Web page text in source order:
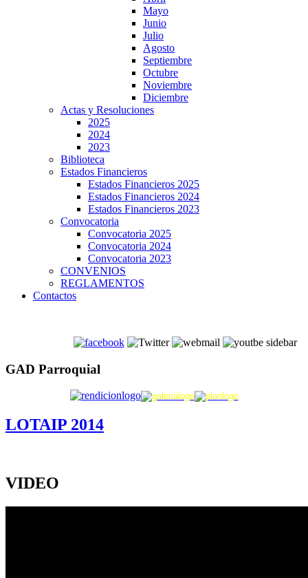
Mayo
Junio
Julio
Agosto
Septiembre
Octubre
Noviembre
Diciembre
Actas y Resoluciones
2025
2024
2023
Biblioteca
Estados Financieros
Estados Financieros 2025
Estados Financieros 2024
Estados Financieros 2023
Convocatoria
Convocatoria 2025
Convocatoria 2024
Convocatoria 2023
CONVENIOS
REGLAMENTOS
Contactos
GAD Parroquial
LOTAIP 2014
VIDEO